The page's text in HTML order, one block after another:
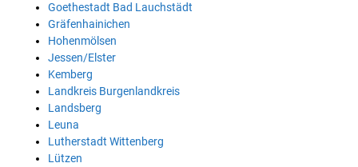
Goethestadt Bad Lauchstädt
Gräfenhainichen
Hohenmölsen
Jessen/Elster
Kemberg
Landkreis Burgenlandkreis
Landsberg
Leuna
Lutherstadt Wittenberg
Lützen